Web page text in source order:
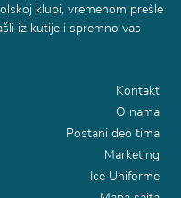
klupi, vremenom prešle
iz kutije i spremno vas
Kontakt
O nama
Postani deo tima
Marketing
Ice Uniforme